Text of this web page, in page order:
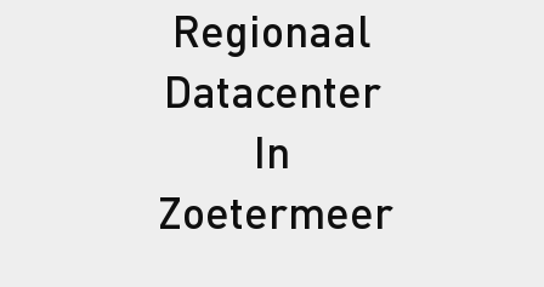
Regionaal
Datacenter
In
Zoetermeer